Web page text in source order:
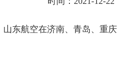
山东航空在济南、青岛、重